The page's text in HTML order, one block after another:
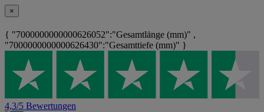
×
{ "7000000000000626052":"Gesamtlänge (mm)" ,
"7000000000000626430":"Gesamttiefe (mm)" }
4,3/5 Bewertungen